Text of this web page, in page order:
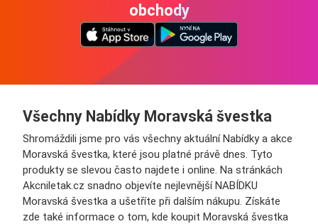
obchody
Všechny Nabídky Moravská švestka
Shromáždili jsme pro vás všechny aktuální Nabídky a akce
Moravská švestka, které jsou platné právě dnes. Tyto
produkty se slevou často najdete i online. Na stránkách
Akcniletak.cz snadno objevíte nejlevnější NABÍDKU
Moravská švestka a ušetříte při dalším nákupu. Získáte
zde také informace o tom, kde koupit Moravská švestka